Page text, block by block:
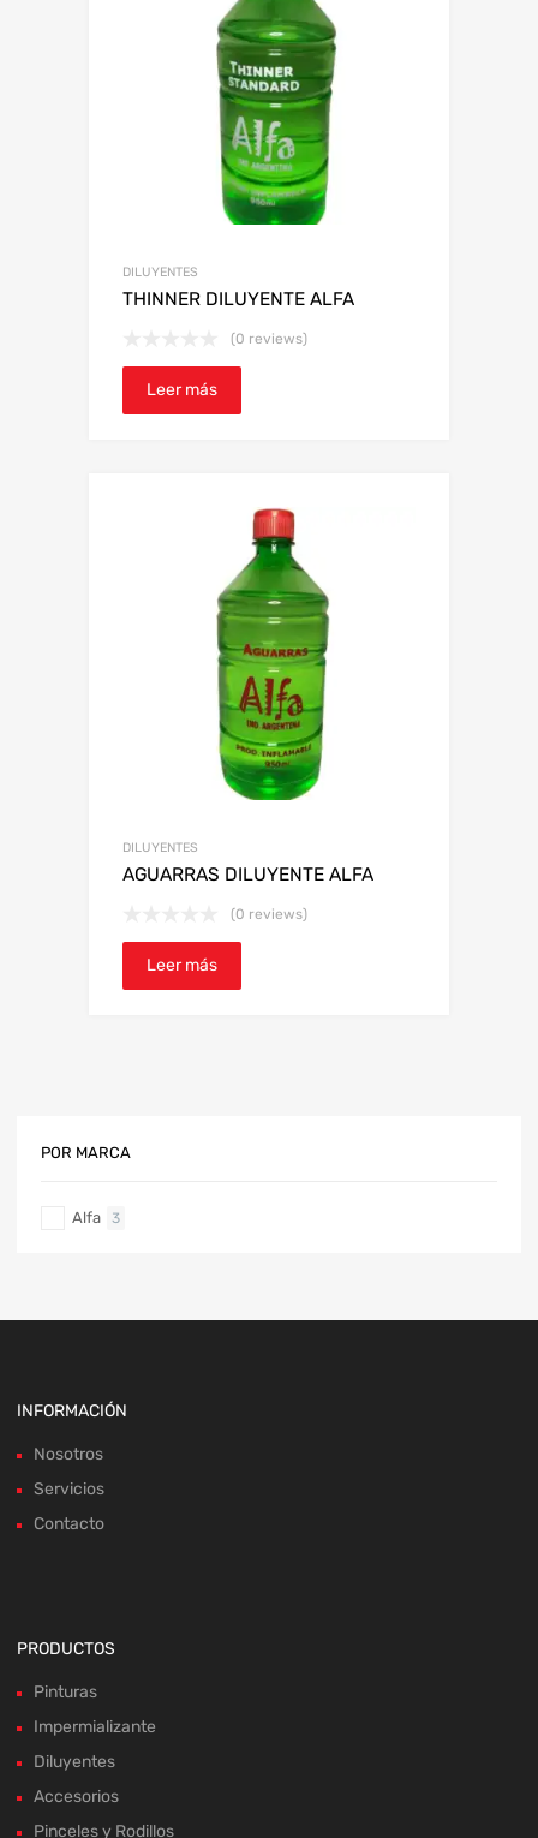
DILUYENTES
THINNER DILUYENTE ALFA
(0 reviews)
Leer más
DILUYENTES
AGUARRAS DILUYENTE ALFA
(0 reviews)
Leer más
POR MARCA
Alfa 3
INFORMACIÓN
Nosotros
Servicios
Contacto
PRODUCTOS
Pinturas
Impermializante
Diluyentes
Accesorios
Pinceles y Rodillos